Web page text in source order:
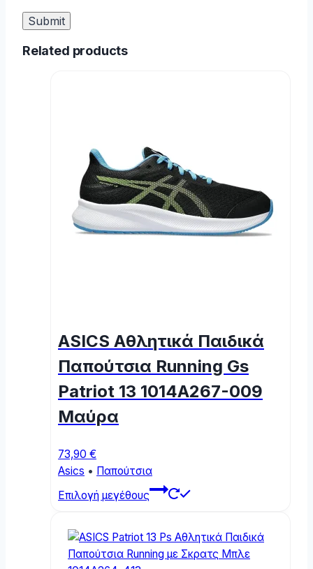
Related products
ASICS Αθλητικά Παιδικά
Παπούτσια Running Gs
Patriot 13 1014A267-009
Μαύρα
73,90 €
Asics • Παπούτσια
Επιλογή μεγέθους
This
multiple
variants.